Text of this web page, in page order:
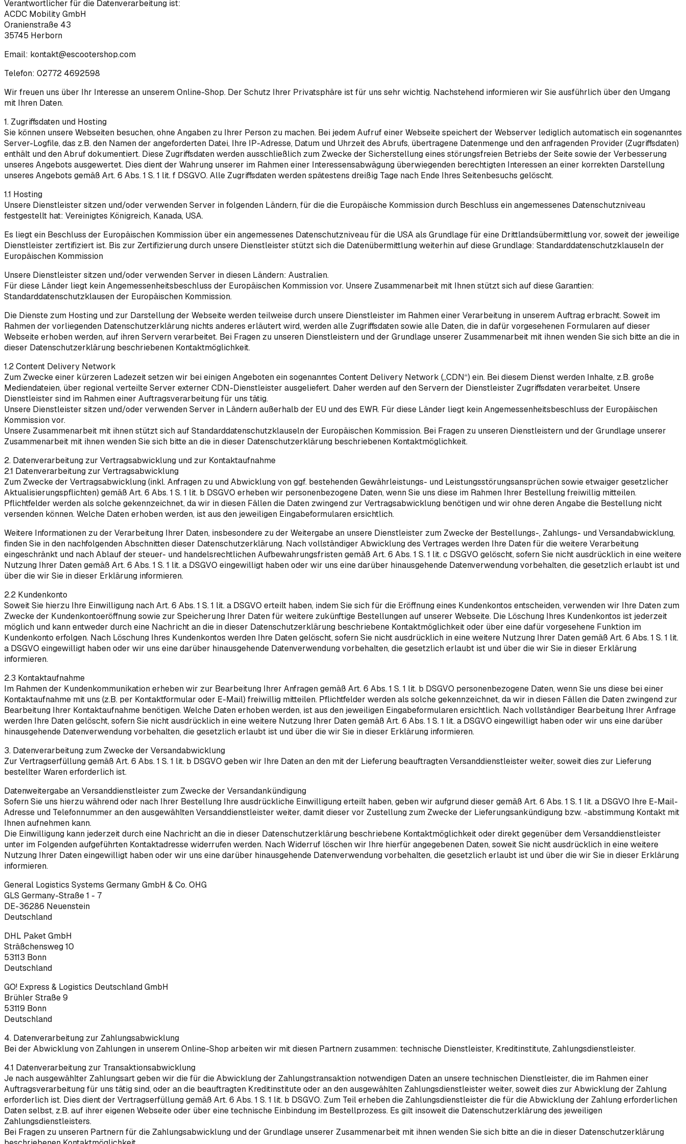
Verantwortlicher für die Datenverarbeitung ist:
ACDC Mobility GmbH
Oranienstraße 43
35745 Herborn
Email: kontakt@escootershop.com
Telefon: 02772 4692598
Wir freuen uns über Ihr Interesse an unserem Online-Shop. Der Schutz Ihrer Privatsphäre ist für uns sehr wichtig. Nachstehend informieren wir Sie ausführlich über den Umgang
mit Ihren Daten.
1. Zugriffsdaten und Hosting
Sie können unsere Webseiten besuchen, ohne Angaben zu Ihrer Person zu machen. Bei jedem Aufruf einer Webseite speichert der Webserver lediglich automatisch ein sogenanntes
Server-Logfile, das z.B. den Namen der angeforderten Datei, Ihre IP-Adresse, Datum und Uhrzeit des Abrufs, übertragene Datenmenge und den anfragenden Provider (Zugriffsdaten)
enthält und den Abruf dokumentiert. Diese Zugriffsdaten werden ausschließlich zum Zwecke der Sicherstellung eines störungsfreien Betriebs der Seite sowie der Verbesserung
unseres Angebots ausgewertet. Dies dient der Wahrung unserer im Rahmen einer Interessensabwägung überwiegenden berechtigten Interessen an einer korrekten Darstellung
unseres Angebots gemäß Art. 6 Abs. 1 S. 1 lit. f DSGVO. Alle Zugriffsdaten werden spätestens dreißig Tage nach Ende Ihres Seitenbesuchs gelöscht.
1.1 Hosting
Unsere Dienstleister sitzen und/oder verwenden Server in folgenden Ländern, für die die Europäische Kommission durch Beschluss ein angemessenes Datenschutzniveau
festgestellt hat: Vereinigtes Königreich, Kanada, USA.
Es liegt ein Beschluss der Europäischen Kommission über ein angemessenes Datenschutzniveau für die USA als Grundlage für eine Drittlandsübermittlung vor, soweit der jeweilige
Dienstleister zertifiziert ist. Bis zur Zertifizierung durch unsere Dienstleister stützt sich die Datenübermittlung weiterhin auf diese Grundlage: Standarddatenschutzklauseln der
Europäischen Kommission
Unsere Dienstleister sitzen und/oder verwenden Server in diesen Ländern: Australien.
Für diese Länder liegt kein Angemessenheitsbeschluss der Europäischen Kommission vor. Unsere Zusammenarbeit mit Ihnen stützt sich auf diese Garantien:
Standarddatenschutzklausen der Europäischen Kommission.
Die Dienste zum Hosting und zur Darstellung der Webseite werden teilweise durch unsere Dienstleister im Rahmen einer Verarbeitung in unserem Auftrag erbracht. Soweit im
Rahmen der vorliegenden Datenschutzerklärung nichts anderes erläutert wird, werden alle Zugriffsdaten sowie alle Daten, die in dafür vorgesehenen Formularen auf dieser
Webseite erhoben werden, auf ihren Servern verarbeitet. Bei Fragen zu unseren Dienstleistern und der Grundlage unserer Zusammenarbeit mit ihnen wenden Sie sich bitte an die in
dieser Datenschutzerklärung beschriebenen Kontaktmöglichkeit.
1.2 Content Delivery Network
Zum Zwecke einer kürzeren Ladezeit setzen wir bei einigen Angeboten ein sogenanntes Content Delivery Network („CDN“) ein. Bei diesem Dienst werden Inhalte, z.B. große
Mediendateien, über regional verteilte Server externer CDN-Dienstleister ausgeliefert. Daher werden auf den Servern der Dienstleister Zugriffsdaten verarbeitet. Unsere
Dienstleister sind im Rahmen einer Auftragsverarbeitung für uns tätig.
Unsere Dienstleister sitzen und/oder verwenden Server in Ländern außerhalb der EU und des EWR. Für diese Länder liegt kein Angemessenheitsbeschluss der Europäischen
Kommission vor.
Unsere Zusammenarbeit mit ihnen stützt sich auf Standarddatenschutzklauseln der Europäischen Kommission. Bei Fragen zu unseren Dienstleistern und der Grundlage unserer
Zusammenarbeit mit ihnen wenden Sie sich bitte an die in dieser Datenschutzerklärung beschriebenen Kontaktmöglichkeit.
2. Datenverarbeitung zur Vertragsabwicklung und zur Kontaktaufnahme
2.1 Datenverarbeitung zur Vertragsabwicklung
Zum Zwecke der Vertragsabwicklung (inkl. Anfragen zu und Abwicklung von ggf. bestehenden Gewährleistungs- und Leistungsstörungsansprüchen sowie etwaiger gesetzlicher
Aktualisierungspflichten) gemäß Art. 6 Abs. 1 S. 1 lit. b DSGVO erheben wir personenbezogene Daten, wenn Sie uns diese im Rahmen Ihrer Bestellung freiwillig mitteilen.
Pflichtfelder werden als solche gekennzeichnet, da wir in diesen Fällen die Daten zwingend zur Vertragsabwicklung benötigen und wir ohne deren Angabe die Bestellung nicht
versenden können. Welche Daten erhoben werden, ist aus den jeweiligen Eingabeformularen ersichtlich.
Weitere Informationen zu der Verarbeitung Ihrer Daten, insbesondere zu der Weitergabe an unsere Dienstleister zum Zwecke der Bestellungs-, Zahlungs- und Versandabwicklung,
finden Sie in den nachfolgenden Abschnitten dieser Datenschutzerklärung. Nach vollständiger Abwicklung des Vertrages werden Ihre Daten für die weitere Verarbeitung
eingeschränkt und nach Ablauf der steuer- und handelsrechtlichen Aufbewahrungsfristen gemäß Art. 6 Abs. 1 S. 1 lit. c DSGVO gelöscht, sofern Sie nicht ausdrücklich in eine weitere
Nutzung Ihrer Daten gemäß Art. 6 Abs. 1 S. 1 lit. a DSGVO eingewilligt haben oder wir uns eine darüber hinausgehende Datenverwendung vorbehalten, die gesetzlich erlaubt ist und
über die wir Sie in dieser Erklärung informieren.
2.2 Kundenkonto
Soweit Sie hierzu Ihre Einwilligung nach Art. 6 Abs. 1 S. 1 lit. a DSGVO erteilt haben, indem Sie sich für die Eröffnung eines Kundenkontos entscheiden, verwenden wir Ihre Daten zum
Zwecke der Kundenkontoeröffnung sowie zur Speicherung Ihrer Daten für weitere zukünftige Bestellungen auf unserer Webseite. Die Löschung Ihres Kundenkontos ist jederzeit
möglich und kann entweder durch eine Nachricht an die in dieser Datenschutzerklärung beschriebene Kontaktmöglichkeit oder über eine dafür vorgesehene Funktion im
Kundenkonto erfolgen. Nach Löschung Ihres Kundenkontos werden Ihre Daten gelöscht, sofern Sie nicht ausdrücklich in eine weitere Nutzung Ihrer Daten gemäß Art. 6 Abs. 1 S. 1 lit.
a DSGVO eingewilligt haben oder wir uns eine darüber hinausgehende Datenverwendung vorbehalten, die gesetzlich erlaubt ist und über die wir Sie in dieser Erklärung
informieren.
2.3 Kontaktaufnahme
Im Rahmen der Kundenkommunikation erheben wir zur Bearbeitung Ihrer Anfragen gemäß Art. 6 Abs. 1 S. 1 lit. b DSGVO personenbezogene Daten, wenn Sie uns diese bei einer
Kontaktaufnahme mit uns (z.B. per Kontaktformular oder E-Mail) freiwillig mitteilen. Pflichtfelder werden als solche gekennzeichnet, da wir in diesen Fällen die Daten zwingend zur
Bearbeitung Ihrer Kontaktaufnahme benötigen. Welche Daten erhoben werden, ist aus den jeweiligen Eingabeformularen ersichtlich. Nach vollständiger Bearbeitung Ihrer Anfrage
werden Ihre Daten gelöscht, sofern Sie nicht ausdrücklich in eine weitere Nutzung Ihrer Daten gemäß Art. 6 Abs. 1 S. 1 lit. a DSGVO eingewilligt haben oder wir uns eine darüber
hinausgehende Datenverwendung vorbehalten, die gesetzlich erlaubt ist und über die wir Sie in dieser Erklärung informieren.
3. Datenverarbeitung zum Zwecke der Versandabwicklung
Zur Vertragserfüllung gemäß Art. 6 Abs. 1 S. 1 lit. b DSGVO geben wir Ihre Daten an den mit der Lieferung beauftragten Versanddienstleister weiter, soweit dies zur Lieferung
bestellter Waren erforderlich ist.
Datenweitergabe an Versanddienstleister zum Zwecke der Versandankündigung
Sofern Sie uns hierzu während oder nach Ihrer Bestellung Ihre ausdrückliche Einwilligung erteilt haben, geben wir aufgrund dieser gemäß Art. 6 Abs. 1 S. 1 lit. a DSGVO Ihre E-Mail-
Adresse und Telefonnummer an den ausgewählten Versanddienstleister weiter, damit dieser vor Zustellung zum Zwecke der Lieferungsankündigung bzw. -abstimmung Kontakt mit
Ihnen aufnehmen kann.
Die Einwilligung kann jederzeit durch eine Nachricht an die in dieser Datenschutzerklärung beschriebene Kontaktmöglichkeit oder direkt gegenüber dem Versanddienstleister
unter im Folgenden aufgeführten Kontaktadresse widerrufen werden. Nach Widerruf löschen wir Ihre hierfür angegebenen Daten, soweit Sie nicht ausdrücklich in eine weitere
Nutzung Ihrer Daten eingewilligt haben oder wir uns eine darüber hinausgehende Datenverwendung vorbehalten, die gesetzlich erlaubt ist und über die wir Sie in dieser Erklärung
informieren.
General Logistics Systems Germany GmbH & Co. OHG
GLS Germany-Straße 1 - 7
DE-36286 Neuenstein
Deutschland
DHL Paket GmbH
Sträßchensweg 10
53113 Bonn
Deutschland
GO! Express & Logistics Deutschland GmbH
Brühler Straße 9
53119 Bonn
Deutschland
4. Datenverarbeitung zur Zahlungsabwicklung
Bei der Abwicklung von Zahlungen in unserem Online-Shop arbeiten wir mit diesen Partnern zusammen: technische Dienstleister, Kreditinstitute, Zahlungsdienstleister.
4.1 Datenverarbeitung zur Transaktionsabwicklung
Je nach ausgewählter Zahlungsart geben wir die für die Abwicklung der Zahlungstransaktion notwendigen Daten an unsere technischen Dienstleister, die im Rahmen einer
Auftragsverarbeitung für uns tätig sind, oder an die beauftragten Kreditinstitute oder an den ausgewählten Zahlungsdienstleister weiter, soweit dies zur Abwicklung der Zahlung
erforderlich ist. Dies dient der Vertragserfüllung gemäß Art. 6 Abs. 1 S. 1 lit. b DSGVO. Zum Teil erheben die Zahlungsdienstleister die für die Abwicklung der Zahlung erforderlichen
Daten selbst, z.B. auf ihrer eigenen Webseite oder über eine technische Einbindung im Bestellprozess. Es gilt insoweit die Datenschutzerklärung des jeweiligen
Zahlungsdienstleisters.
Bei Fragen zu unseren Partnern für die Zahlungsabwicklung und der Grundlage unserer Zusammenarbeit mit ihnen wenden Sie sich bitte an die in dieser Datenschutzerklärung